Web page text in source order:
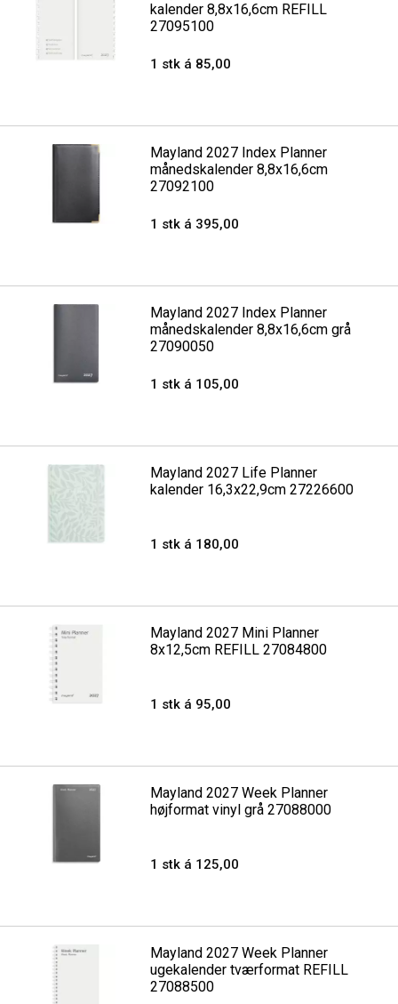
kalender 8,8x16,6cm REFILL
27095100
1 stk á 85,00
Mayland 2027 Index Planner
månedskalender 8,8x16,6cm
27092100
1 stk á 395,00
Mayland 2027 Index Planner
månedskalender 8,8x16,6cm grå
27090050
1 stk á 105,00
Mayland 2027 Life Planner
kalender 16,3x22,9cm 27226600
1 stk á 180,00
Mayland 2027 Mini Planner
8x12,5cm REFILL 27084800
1 stk á 95,00
Mayland 2027 Week Planner
højformat vinyl grå 27088000
1 stk á 125,00
Mayland 2027 Week Planner
ugekalender tværformat REFILL
27088500